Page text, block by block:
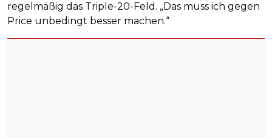
regelmäßig das Triple-20-Feld. „Das muss ich gegen
Price unbedingt besser machen.“